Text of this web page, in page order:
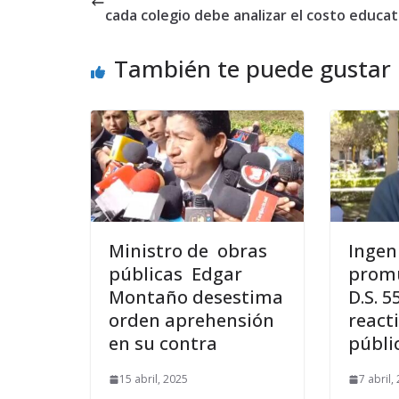
cada colegio debe analizar el costo
También te puede gustar
Ministro de obras
públicas Edgar
Montaño desestima
orden aprehensión
en su contra
15 abril, 2025
D.S.
7 abril,